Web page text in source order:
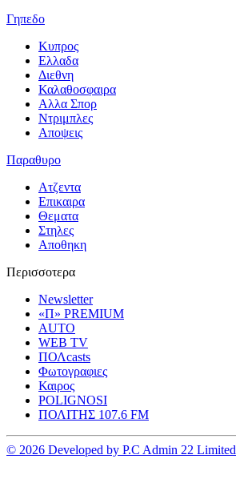
Γηπεδο
Κυπρος
Ελλαδα
Διεθνη
Καλαθοσφαιρα
Αλλα Σπορ
Ντριμπλες
Αποψεις
Παραθυρο
Ατζεντα
Επικαιρα
Θεματα
Στηλες
Αποθηκη
Περισσοτερα
Newsletter
«Π» PREMIUM
AUTO
WEB TV
ΠΟΛcasts
Φωτογραφιες
Καιρος
POLIGNOSI
ΠΟΛΙΤΗΣ 107.6 FM
© 2026 Developed by P.C Admin 22 Limited